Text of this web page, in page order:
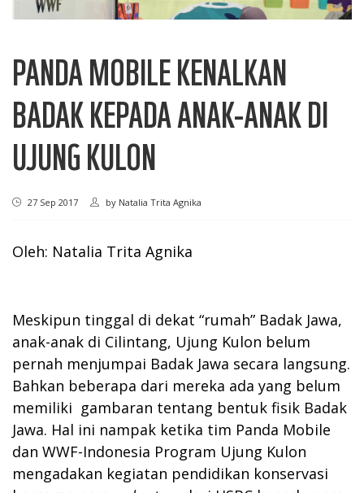
PANDA MOBILE KENALKAN
BADAK KEPADA ANAK-ANAK DI
UJUNG KULON
27 Sep 2017 by Natalia Trita Agnika
Oleh: Natalia Trita Agnika
Meskipun tinggal di dekat “rumah” Badak Jawa,
anak-anak di Cilintang, Ujung Kulon belum
pernah menjumpai Badak Jawa secara langsung.
Bahkan beberapa dari mereka ada yang belum
memiliki gambaran tentang bentuk fisik Badak
Jawa. Hal ini nampak ketika tim Panda Mobile
dan WWF-Indonesia Program Ujung Kulon
mengadakan kegiatan pendidikan konservasi